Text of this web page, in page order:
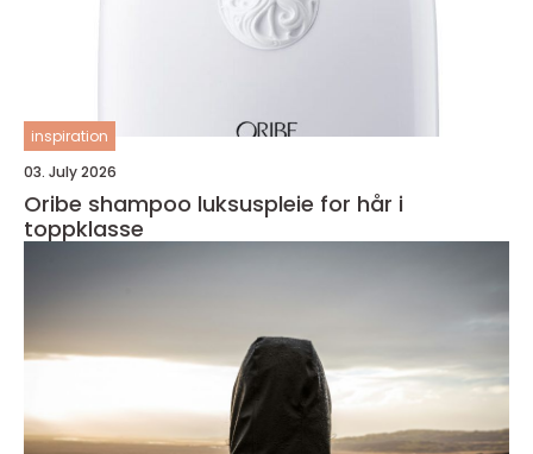
inspiration
03. July 2026
Oribe shampoo luksuspleie for hår i
toppklasse